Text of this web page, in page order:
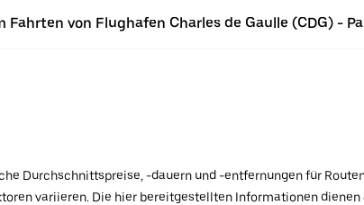
von Flughafen Charles de Gaulle (CDG) -
Durchschnittspreise, -dauern und -entfernungen für
variieren. Die hier bereitgestellten Informationen